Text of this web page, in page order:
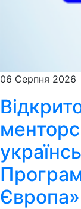
06 Серпня 2026
Європа»